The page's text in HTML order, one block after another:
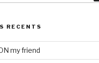
RECENTS
my friend